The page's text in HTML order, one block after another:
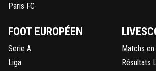
Paris FC
FOOT EUROPÉEN
Serie A
Liga
Matchs
Résultats